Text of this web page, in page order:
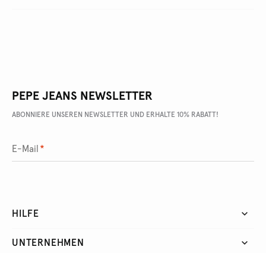
PEPE JEANS NEWSLETTER
ABONNIERE UNSEREN NEWSLETTER UND ERHALTE 10% RABATT!
E-Mail *
HILFE
UNTERNEHMEN